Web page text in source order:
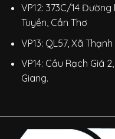
VP12: 373C/14
Tuyền, Cần Thơ
VP13: QL57, Xã
VP14: Cầu Rạch Giá
Giang.